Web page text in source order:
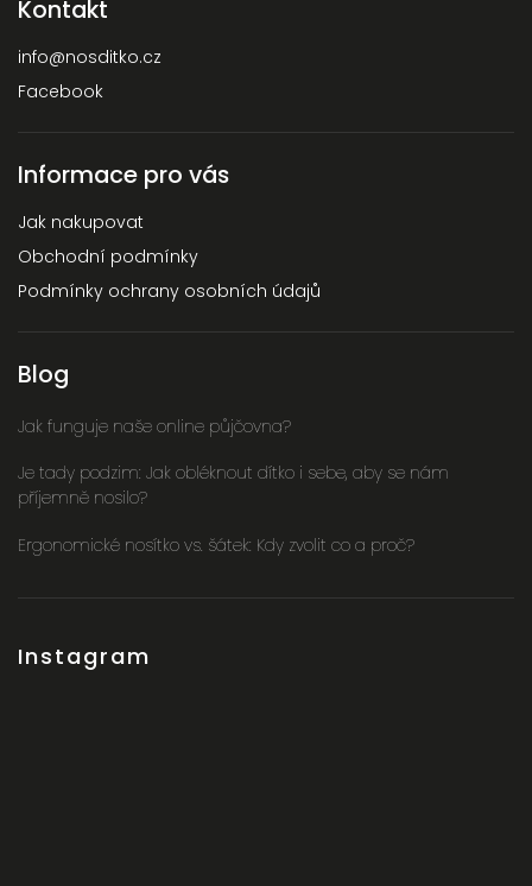
Kontakt
info@nosditko.cz
Facebook
Informace pro vás
Jak nakupovat
Obchodní podmínky
Podmínky ochrany osobních údajů
Blog
Jak funguje naše online půjčovna?
Je tady podzim: Jak obléknout dítko i sebe, aby se nám
příjemně nosilo?
Ergonomické nosítko vs. šátek: Kdy zvolit co a proč?
Instagram